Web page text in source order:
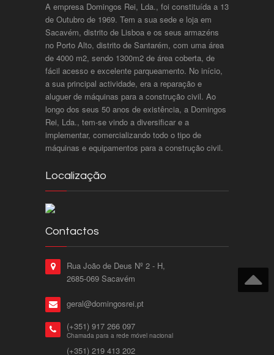
A empresa Domingos Rei, Lda., foi constituída a 13
de Outubro de 1969. Tem a sua sede e loja em
Sacavém, distrito de Lisboa e os seus armazéns
no Porto Alto, distrito de Santarém, com uma área
de 4000 m2, sendo 1300m2 de área coberta, de
fácil acesso e excelente parqueamento. No início,
a sua principal actividade, era a reparação e
aluguer de máquinas para a construção civil. Ao
longo dos seus 50 anos de existência, a Domingos
Rei, Lda., tem-se vindo a diversificar e a
implementar, comercializando todo o tipo de
máquinas e equipamentos para a construção civil.
Localização
Contactos
Rua João de Deus Nº 2 - H,
2685-069 Sacavém
geral@domingosrei.pt
(+351) 917 266 097
Chamada para a rede móvel nacional
(+351) 219 413 202